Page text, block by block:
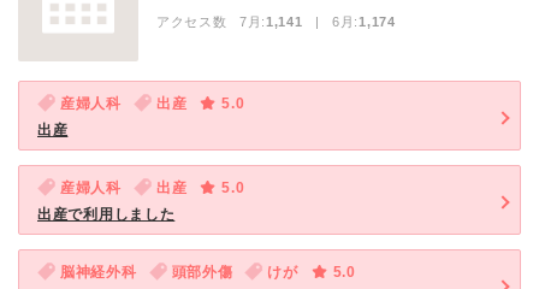
アクセス数 7月:1,141 | 6月:1,174
産婦人科 出産
5.0
出産
産婦人科 出産
5.0
出産で利用しました
脳神経外科 頭部外傷 けが
5.0